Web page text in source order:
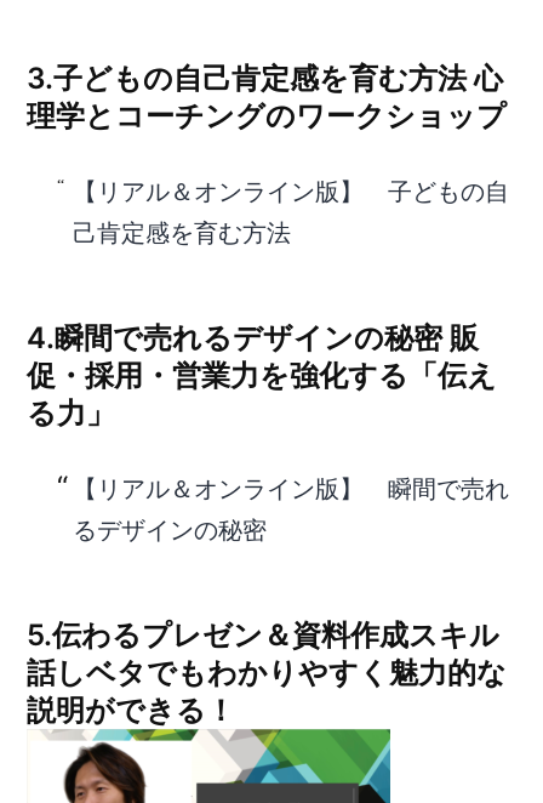
3.子どもの自己肯定感を育む方法 心
理学とコーチングのワークショップ
【リアル＆オンライン版】 子どもの自
己肯定感を育む方法
4.瞬間で売れるデザインの秘密 販
促・採用・営業力を強化する「伝え
る力」
【リアル＆オンライン版】 瞬間で売れ
るデザインの秘密
5.伝わるプレゼン＆資料作成スキル
話しベタでもわかりやすく魅力的な
説明ができる！